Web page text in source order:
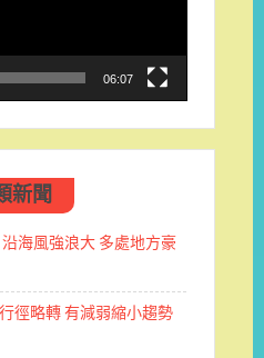
06:07
新聞
海風強浪大 多處地方豪
徑略轉 有減弱縮小趨勢